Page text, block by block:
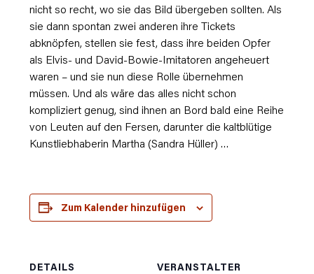
nicht so recht, wo sie das Bild übergeben sollten. Als
sie dann spontan zwei anderen ihre Tickets
abknöpfen, stellen sie fest, dass ihre beiden Opfer
als Elvis- und David-Bowie-Imitatoren angeheuert
waren – und sie nun diese Rolle übernehmen
müssen. Und als wäre das alles nicht schon
kompliziert genug, sind ihnen an Bord bald eine Reihe
von Leuten auf den Fersen, darunter die kaltblütige
Kunstliebhaberin Martha (Sandra Hüller) …
Zum Kalender hinzufügen
DETAILS
VERANSTALTER